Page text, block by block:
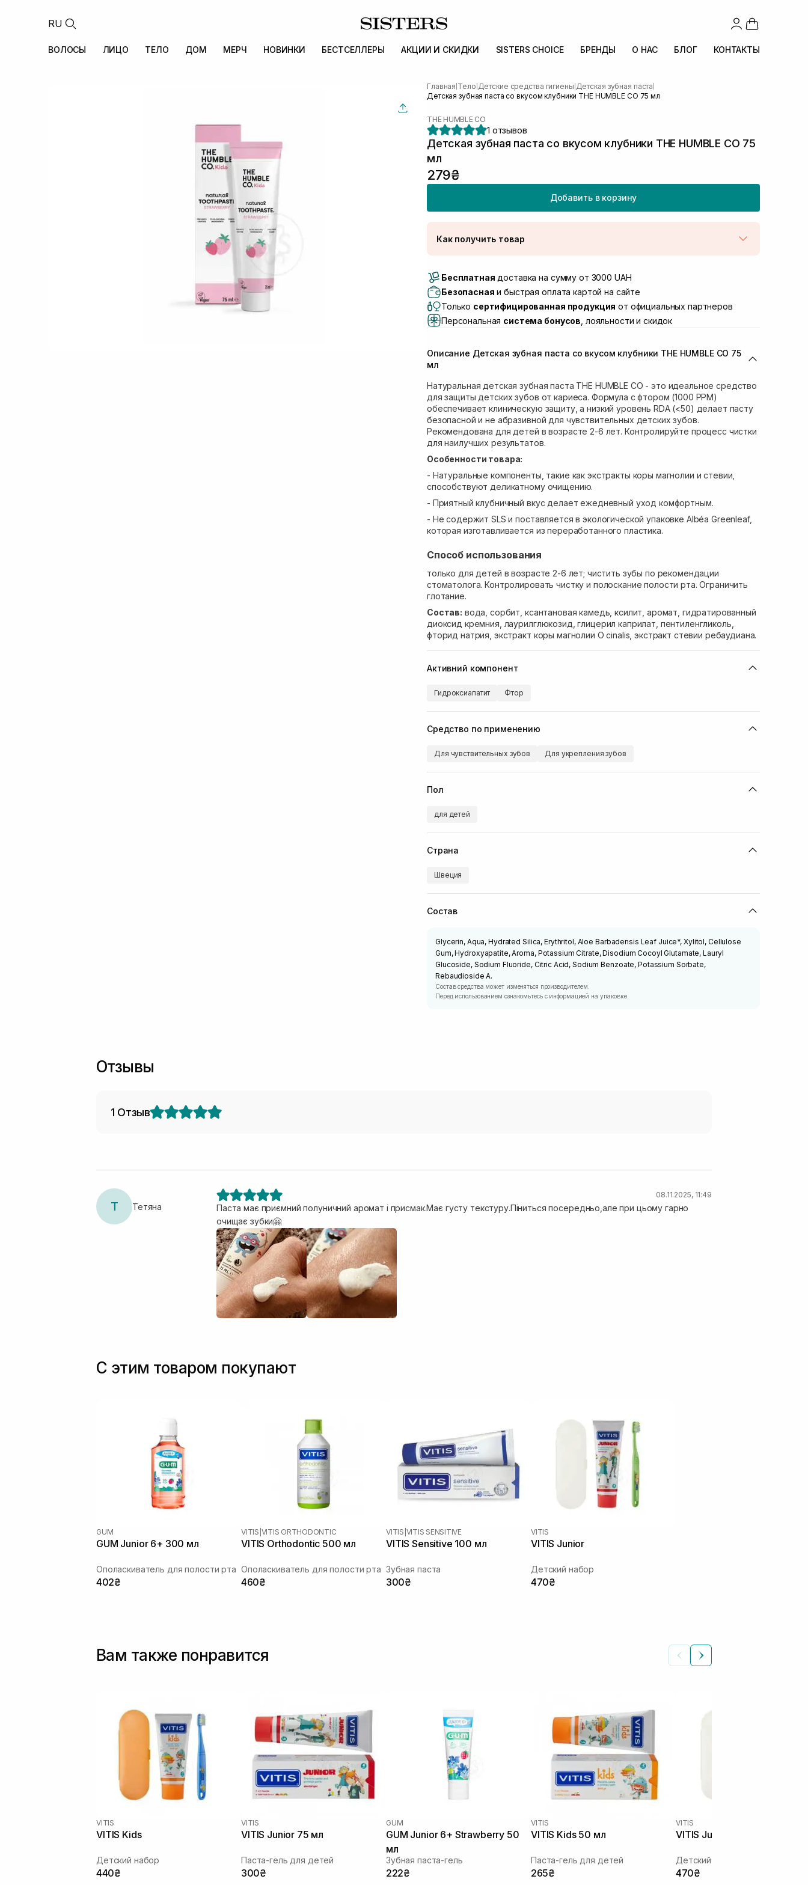
RU
ВОЛОСЫ ЛИЦО ТЕЛО ДОМ МЕРЧ НОВИНКИ БЕСТСЕЛЛЕРЫ АКЦИИ И СКИДКИ SISTERS CHOICE БРЕНДЫ О НАС БЛОГ КОНТАКТЫ
Главная Тело Детские средства гигиены Детская зубная паста
Детская зубная паста со вкусом клубники THE HUMBLE CO 75 мл
THE HUMBLE CO
1 отзывов
Детская зубная паста со вкусом клубники THE HUMBLE CO 75
мл
279₴
Добавить в корзину
Как получить товар
Самовывоз г. Луцк, Винниченка 4
Самовывоз г. Львов, ул. Академика Подстригача, 1В (Duck's
Самовывоз Львов (Ивана Франко 36) Нет в наличии!
Самовывоз г. Львов ул. Степана Бандеры 43 Нет в наличии!
Самовывоз г. Ровно, ул. Кулика и Гудачека 23 (ТЦ Экватор) В наличии
Бесплатная доставка на сумму от 3000 UAH
Безопасная и быстрая оплата картой на сайте
Только сертифицированная продукция от официальных партнеров
Персональная система бонусов , лояльности и скидок
Описание Детская зубная паста со вкусом клубники THE HUMBLE CO 75
мл
Натуральная детская зубная паста THE HUMBLE CO - это идеальное средство
для защиты детских зубов от кариеса. Формула с фтором (1000 PPM)
обеспечивает клиническую защиту, а низкий уровень RDA (<50) делает пасту
безопасной и не абразивной для чувствительных детских зубов.
Рекомендована для детей в возрасте 2-6 лет. Контролируйте процесс чистки
для наилучших результатов.
Особенности товара:
- Натуральные компоненты, такие как экстракты коры магнолии и стевии,
способствуют деликатному очищению.
- Приятный клубничный вкус делает ежедневный уход комфортным.
- Не содержит SLS и поставляется в экологической упаковке Albéa Greenleaf,
которая изготавливается из переработанного пластика.
Способ использования
только для детей в возрасте 2-6 лет; чистить зубы по рекомендации
стоматолога. Контролировать чистку и полоскание полости рта. Ограничить
глотание.
Состав: вода, сорбит, ксантановая камедь, ксилит, аромат, гидратированный
диоксид кремния, лаурилглюкозид, глицерил каприлат, пентиленгликоль,
фторид натрия, экстракт коры магнолии O cinalis, экстракт стевии ребаудиана.
Активний компонент
Гидроксиапатит Фтор
Средство по применению
Для чувствительных зубов Для укрепления зубов
Пол
для детей
Страна
Швеция
Состав
Glycerin, Aqua, Hydrated Silica, Erythritol, Aloe Barbadensis Leaf Juice*, Xylitol, Cellulose
Gum, Hydroxyapatite, Aroma, Potassium Citrate, Disodium Cocoyl Glutamate, Lauryl
Glucoside, Sodium Fluoride, Citric Acid, Sodium Benzoate, Potassium Sorbate,
Rebaudioside A.
Состав средства может изменяться производителем.
Перед использованием ознакомьтесь с информацией на упаковке.
Отзывы
1 Отзыв
Т Тетяна
08.11.2025, 11:49
Паста має приємний полуничний аромат і присмак.Має густу текстуру.Піниться посередньо,але при цьому гарно
очищає зубки🤗
С этим товаром покупают
GUM
GUM Junior 6+ 300 мл
Ополаскиватель для полости рта
402₴
VITIS VITIS ORTHODONTIC
VITIS Orthodontic 500 мл
Ополаскиватель для полости рта
460₴
VITIS VITIS SENSITIVE
VITIS Sensitive 100 мл
Зубная паста
300₴
VITIS
VITIS Junior
Детский набор
470₴
Вам также понравится
VITIS
VITIS Kids
Детский набор
440₴
VITIS
VITIS Junior 75 мл
Паста-гель для детей
300₴
GUM
GUM Junior 6+ Strawberry 50
мл
Зубная паста-гель
222₴
VITIS
VITIS Kids 50 мл
Паста-гель для детей
265₴
VITIS
VITIS Junior
Детский набор
470₴